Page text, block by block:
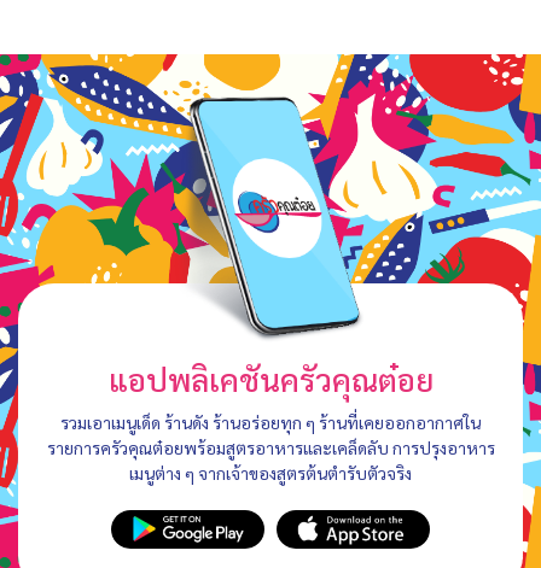
แอปพลิเคชันครัวคุณต๋อย
รวมเอาเมนูเด็ด ร้านดัง ร้านอร่อยทุก ๆ ร้านที่เคยออกอากาศใน
รายการครัวคุณต๋อยพร้อมสูตรอาหารและเคล็ดลับ การปรุงอาหาร
เมนูต่าง ๆ จากเจ้าของสูตรต้นตำรับตัวจริง